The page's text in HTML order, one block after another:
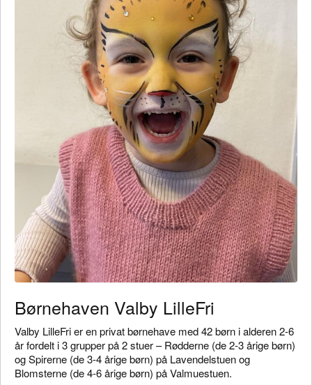
Børnehaven Valby LilleFri
Valby LilleFri er en privat børnehave med 42 børn i alderen 2-6
år fordelt i 3 grupper på 2 stuer – Rødderne (de 2-3 årige børn)
og Spirerne (de 3-4 årige børn) på Lavendelstuen og
Blomsterne (de 4-6 årige børn) på Valmuestuen.